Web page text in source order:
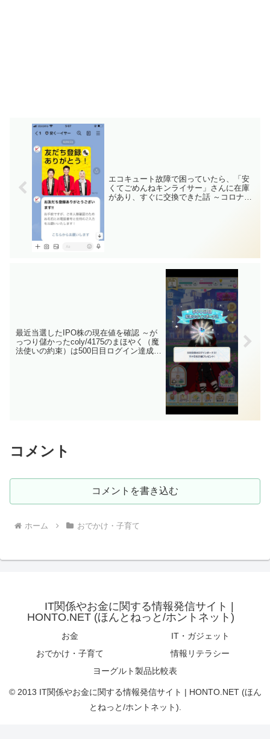
エコキュート故障で困っていたら、「安
くてごめんねキンライサー」さんに在庫
があり、すぐに交換できた話 ～コロナの
最近当選したIPO株の現在値を確認 ～が
っつり儲かったcoly/4175のまほやく（魔
法使いの約束）は500日目ログイン達成し
コメント
コメントを書き込む
ホーム おでかけ・子育て
IT関係やお金に関する情報発信サイト |
HONTO.NET (ほんとねっと/ホントネット)
お金
IT・ガジェット
おでかけ・子育て
情報リテラシー
ヨーグルト製品比較表
© 2013 IT関係やお金に関する情報発信サイト | HONTO.NET (ほん
とねっと/ホントネット).